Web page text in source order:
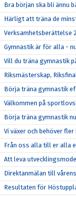
Bra början ska bli ännu
Härligt att träna de
Verksamhetsberättelse
Gymnastik är för alla -
Vill du träna gymnastik
Riksmästerskap,
Börja träna gymnastik
Välkommen på
Börja träna gymnastik
Vi växer och behöver
Från oss alla till er alla
Att leva
Direktanmälan till
Resultaten för